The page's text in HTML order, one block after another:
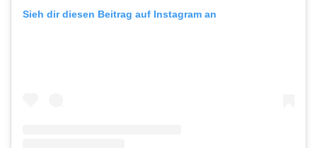
Sieh dir diesen Beitrag auf Instagram an